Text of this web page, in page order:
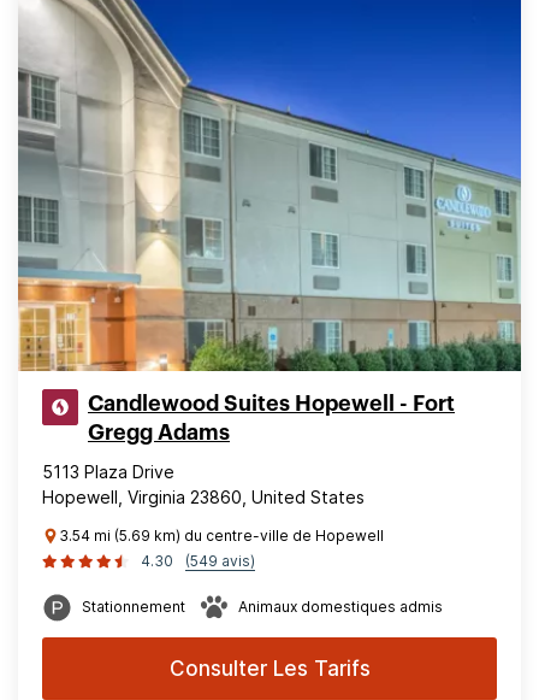
Candlewood Suites Hopewell - Fort
Gregg Adams
5113 Plaza Drive
Hopewell, Virginia 23860, United States
3.54 mi (5.69 km) du centre-ville de Hopewell
4.30
(549 avis)
Stationnement Animaux domestiques admis
Consulter Les Tarifs